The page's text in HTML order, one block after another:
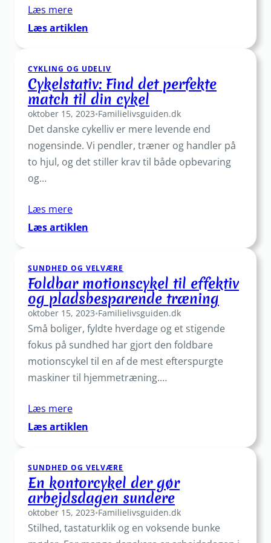
Læs mere
Læs artiklen
af
cykelspejl
–
find
det
perfekte
match
CYKLING OG UDELIV
Cykelstativ: Find det perfekte
match til din cykel
oktober 15, 2023•Familielivsguiden.dk
Det danske cykelliv er mere levende end
nogensinde. Vi pendler, træner og handler på
to hjul, og det stiller krav til både opbevaring
og…
Læs mere
Læs artiklen
det
perfekte
match
til
din
cykel
SUNDHED OG VELVÆRE
Foldbar motionscykel til effektiv
og pladsbesparende træning
oktober 15, 2023•Familielivsguiden.dk
Små boliger, fyldte hverdage og et stigende
fokus på sundhed har gjort den foldbare
motionscykel til en af de mest efterspurgte
maskiner til hjemmetræning.…
Læs mere
Læs artiklen
til
effektiv
og
pladsbesparende
træning
SUNDHED OG VELVÆRE
En kontorcykel der gør
arbejdsdagen sundere
oktober 15, 2023•Familielivsguiden.dk
Stilhed, tastaturklik og en voksende bunke